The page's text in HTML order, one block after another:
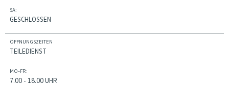
SA:
GESCHLOSSEN
ÖFFNUNGSZEITEN
TEILEDIENST
MO-FR:
7.00 - 18.00 UHR